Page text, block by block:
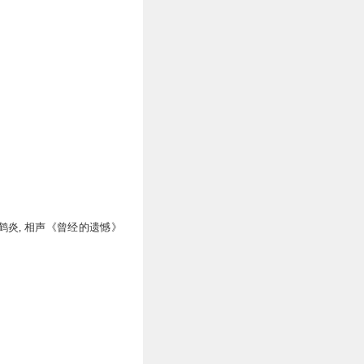
炎, 相声《曾经的遗憾》